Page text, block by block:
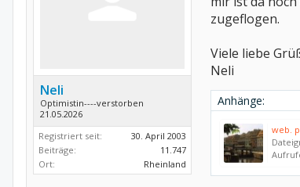
Neli
Optimistin----verstorben
21.05.2026
Registriert seit:
30. April 2003
Beiträge:
11.747
Ort:
Rheinland
zugeflogen.
Viele liebe
Neli
Anhänge:
web.